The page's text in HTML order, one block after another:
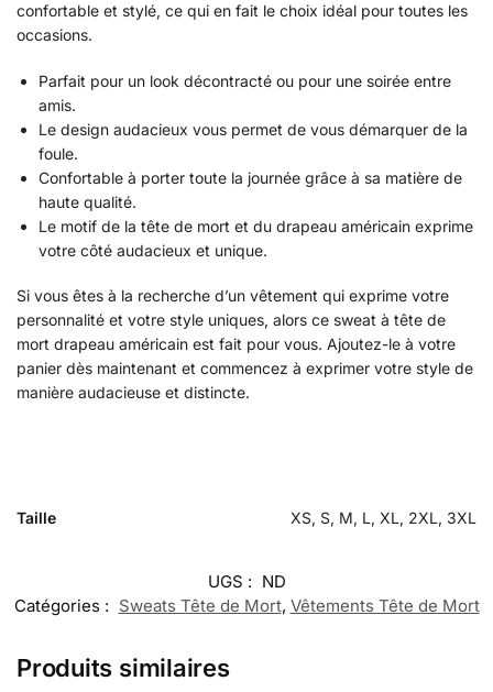
confortable et stylé, ce qui en fait le choix idéal pour toutes les
occasions.
Parfait pour un look décontracté ou pour une soirée entre
amis.
Le design audacieux vous permet de vous démarquer de la
foule.
Confortable à porter toute la journée grâce à sa matière de
haute qualité.
Le motif de la tête de mort et du drapeau américain exprime
votre côté audacieux et unique.
Si vous êtes à la recherche d’un vêtement qui exprime votre
personnalité et votre style uniques, alors ce sweat à tête de
mort drapeau américain est fait pour vous. Ajoutez-le à votre
panier dès maintenant et commencez à exprimer votre style de
manière audacieuse et distincte.
Taille XS, S, M, L, XL, 2XL, 3XL
UGS : ND
Catégories : Sweats Tête de Mort, Vêtements Tête de Mort
Produits similaires